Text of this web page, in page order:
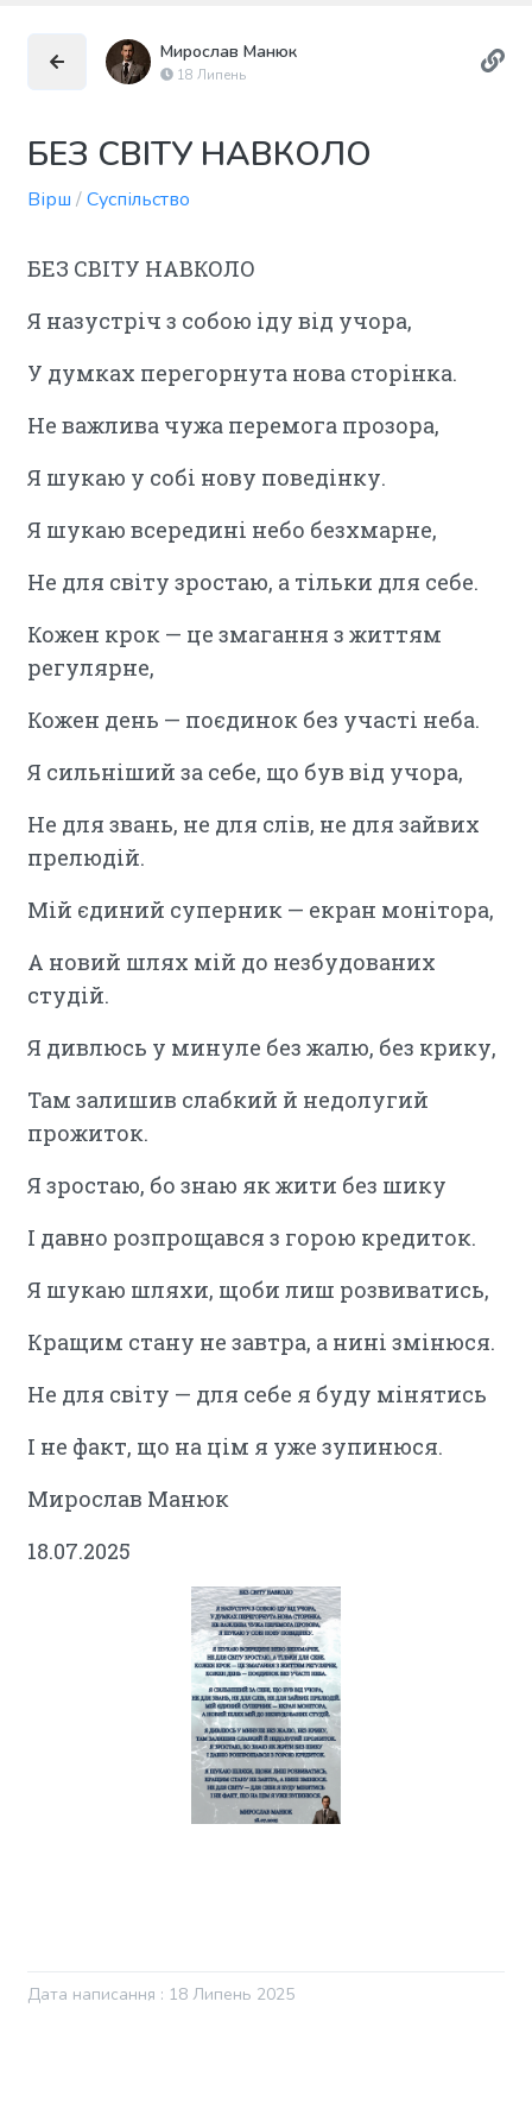
Мирослав Манюк
18 Липень
БЕЗ СВІТУ НАВКОЛО
Вірш /Суспільство
БЕЗ СВІТУ НАВКОЛО
Я назустріч з собою іду від учора,
У думках перегорнута нова сторінка.
Не важлива чужа перемога прозора,
Я шукаю у собі нову поведінку.
Я шукаю всередині небо безхмарне,
Не для світу зростаю, а тільки для себе.
Кожен крок — це змагання з життям
регулярне,
Кожен день — поєдинок без участі неба.
Я сильніший за себе, що був від учора,
Не для звань, не для слів, не для зайвих
прелюдій.
Мій єдиний суперник — екран монітора,
А новий шлях мій до незбудованих
студій.
Я дивлюсь у минуле без жалю, без крику,
Там залишив слабкий й недолугий
прожиток.
Я зростаю, бо знаю як жити без шику
І давно розпрощався з горою кредиток.
Я шукаю шляхи, щоби лиш розвиватись,
Кращим стану не завтра, а нині змінюся.
Не для світу — для себе я буду мінятись
І не факт, що на цім я уже зупинюся.
Мирослав Манюк
18.07.2025
Дата написання : 18 Липень 2025